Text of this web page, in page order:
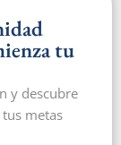
tu
y descubre
metas